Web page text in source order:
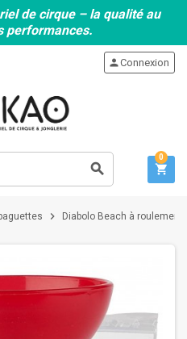
de cirque – la qualité au
performances.
search
personConnexion
shopping_cart
0
chevron_right Diabolo Beach à